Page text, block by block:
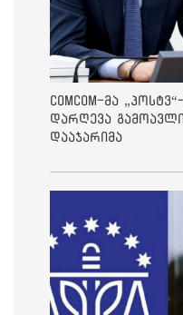
ComCom-მა
დარღევა
დააჯარიმა